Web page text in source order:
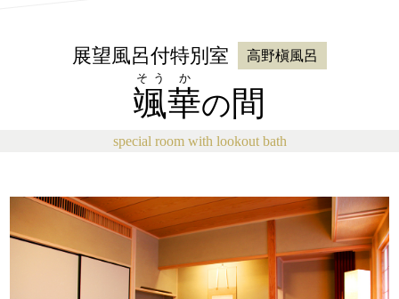
展望風呂付特別室 高野槇風呂
颯
そう
華
か
の間
special room with lookout bath